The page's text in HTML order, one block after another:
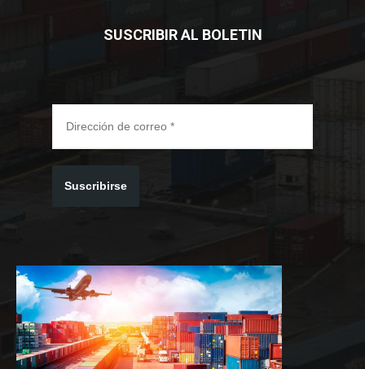
SUSCRIBIR AL BOLETIN
Suscribirse